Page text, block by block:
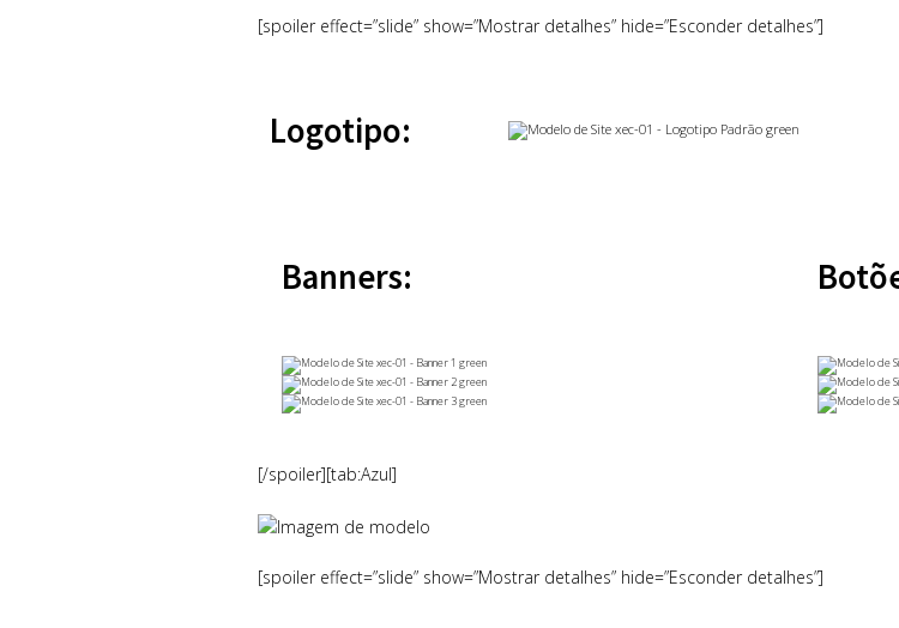
[spoiler effect=”slide” show=”Mostrar detalhes” hide=”Esconder detalhes”]
Logotipo:
Banners:
[/spoiler][tab:Azul]
[spoiler effect=”slide” show=”Mostrar detalhes” hide=”Esconder detalhes”]